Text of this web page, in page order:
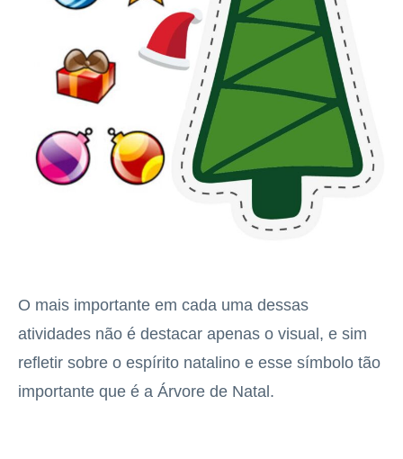
O mais importante em cada uma dessas
atividades não é destacar apenas o visual, e sim
refletir sobre o espírito natalino e esse símbolo tão
importante que é a Árvore de Natal.